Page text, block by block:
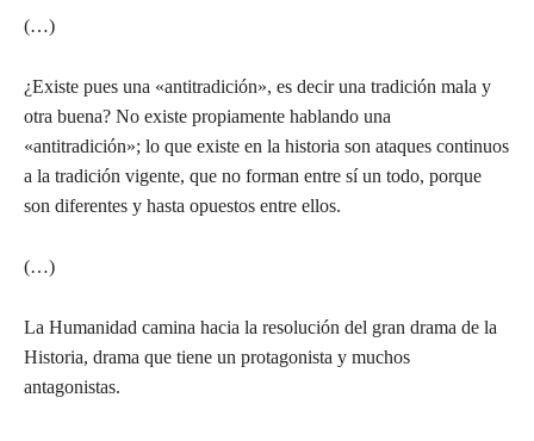
(…)
¿Existe pues una «antitradición», es decir una tradición mala y
otra buena? No existe propiamente hablando una
«antitradición»; lo que existe en la historia son ataques continuos
a la tradición vigente, que no forman entre sí un todo, porque
son diferentes y hasta opuestos entre ellos.
(…)
La Humanidad camina hacia la resolución del gran drama de la
Historia, drama que tiene un protagonista y muchos
antagonistas.